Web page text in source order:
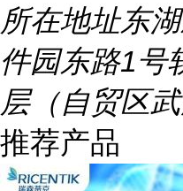
所在地址东
件园东路1号
层（自贸区武
推荐产品